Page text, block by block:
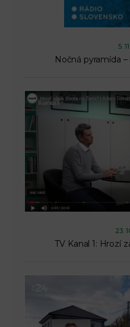
5.
Nočná pyramída
23.
TV Kanal 1: Hrozí